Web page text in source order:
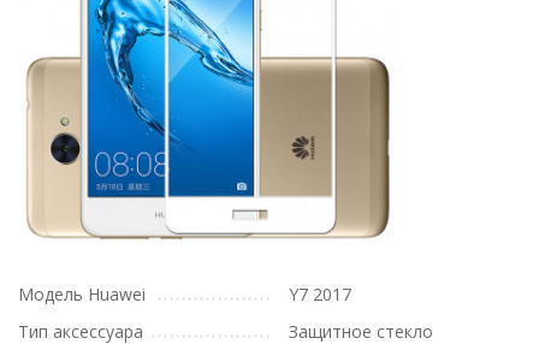
Модель Huawei
Y7 2017
Тип аксессуара
Защитное стекло